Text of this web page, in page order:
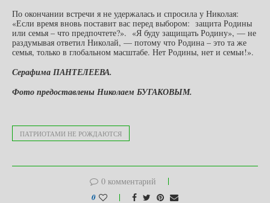
По окончании встречи я не удержалась и спросила у Николая:
«Если время вновь поставит вас перед выбором: защита Родины
или семья – что предпочтете?». «Я буду защищать Родину», — не
раздумывая ответил Николай, — потому что Родина – это та же
семья, только в глобальном масштабе. Нет Родины, нет и семьи!».
Серафима ПАНТЕЛЕЕВА.
Фото предоставлены Николаем БУГАКОВЫМ.
ПАТРИОТАМИ НЕ РОЖДАЮТСЯ
0 комментарий
0